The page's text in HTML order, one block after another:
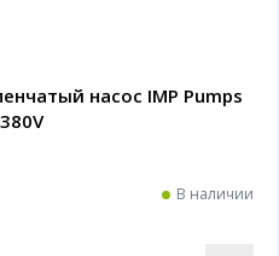
насос IMP Pumps
В наличии